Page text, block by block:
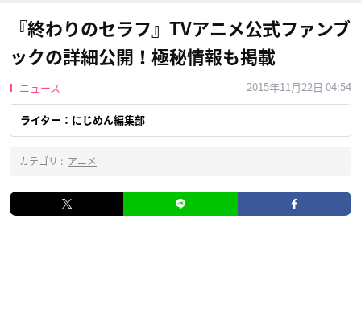
『終わりのセラフ』TVアニメ公式ファンブ
ックの詳細公開！極秘情報も掲載
ニュース 2015年11月22日 04:54
ライター：にじめん編集部
カテゴリ : アニメ